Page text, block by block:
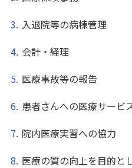
入退院等の病棟管理
会計・経理
医療事故等の報告
患者さんへの医療サービ
院内医療実習への協力
医療の質の向上を目的と